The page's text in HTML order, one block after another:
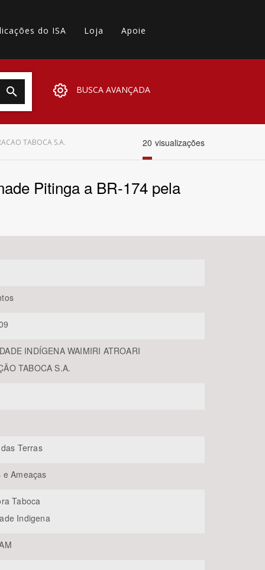
do ISA Loja Apoie
BUSCA AVANÇADA
TABOCA S.A. 20 visualizações
Pitinga a BR-174 pela
INDÍGENA WAIMIRI ATROARI
TABOCA S.A.
Terras
e Ameaças
Taboca
Indigena